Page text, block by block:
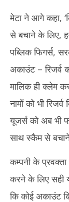
मेटा ने आगे कहा,
से बचाने के लिए,
पब्लिक फिगर्स,
अकाउंट – रिजर्व
मालिक ही क्लेम
नामों को भी
यूजर्स को अब भी
साथ स्कैम से बचाने
कम्पनी के
करने के लिए सही
कि कोई अकाउंट